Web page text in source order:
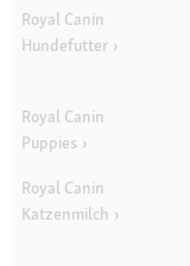
Royal Canin
Hundefutter
Royal Canin
Puppies
Royal Canin
Katzenmilch